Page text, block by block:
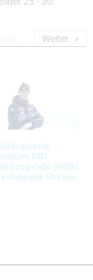
IBU
Oslo (NOR)
Herren
Weiter